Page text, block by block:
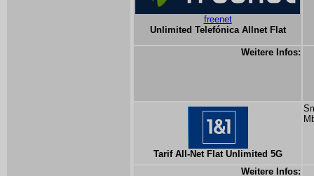
freenet
Unlimited Telefónica Allnet Flat
Weitere Infos:
Tarif All-Net Flat Unlimited 5G
Weitere Infos: